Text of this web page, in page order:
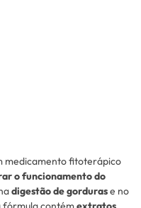
medicamento fitoterápico
o funcionamento do
digestão de gordurase no